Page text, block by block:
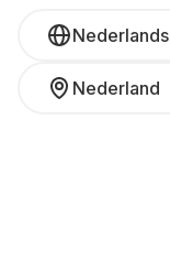
Nederlands
Nederland